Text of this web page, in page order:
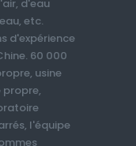
d'eau
etc.
d'expérience
60 000
usine
propre,
l'équipe